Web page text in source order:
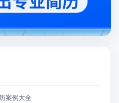
案例大全